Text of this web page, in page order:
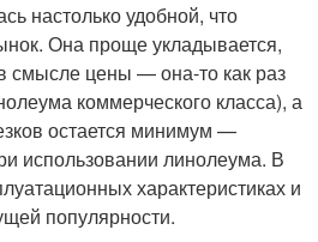
настолько удобной, что
Она проще укладывается,
смысле цены — она-то как раз
коммерческого класса), а
остается минимум —
использовании линолеума. В
характеристиках и
популярности.